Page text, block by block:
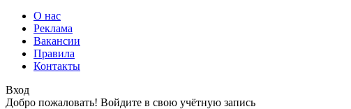
О нас
Реклама
Вакансии
Правила
Контакты
Вход
Добро пожаловать! Войдите в свою учётную запись